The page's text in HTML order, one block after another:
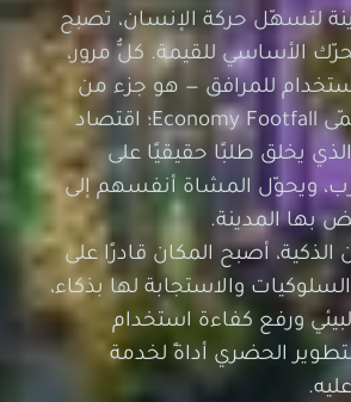
لتسهّل حركة الإنسان، تصبح
الأساسي للقيمة. كلُّ مرور،
للمرافق — هو جزء من
لغة حضرية تُسمّى Economy Footfall؛ اقتصاد
يخلق طلبًا حقيقيًا على
ويحوّل المشاة أنفسهم إلى
المدينة.
أصبح المكان قادرًا على
والاستجابة لها بذكاء،
ورفع كفاءة استخدام
الحضري أداةً لخدمة